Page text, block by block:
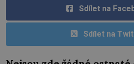
Sdílet na
Sdílet na